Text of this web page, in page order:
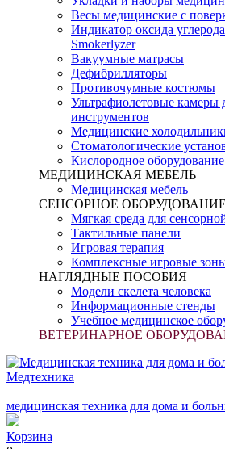
Весы медицинские с
Индикатор оксида
Smokerlyzer
Вакуумные матрасы
Дефибрилляторы
Противочумные костюмы
Ультрафиолетовые камеры
инструментов
Медицинские
Стоматологические
Кислородное оборудование
МЕДИЦИНСКАЯ МЕБЕЛЬ
Медицинская мебель
СЕНСОРНОЕ ОБОРУДОВАНИЕ
Мягкая среда для
Тактильные панели
Игровая терапия
Комплексные игровые
НАГЛЯДНЫЕ ПОСОБИЯ
Модели скелета человека
Информационные стенды
Учебное медицинское
ВЕТЕРИНАРНОЕ
Медтехника
медицинская техника для дома и
Корзина